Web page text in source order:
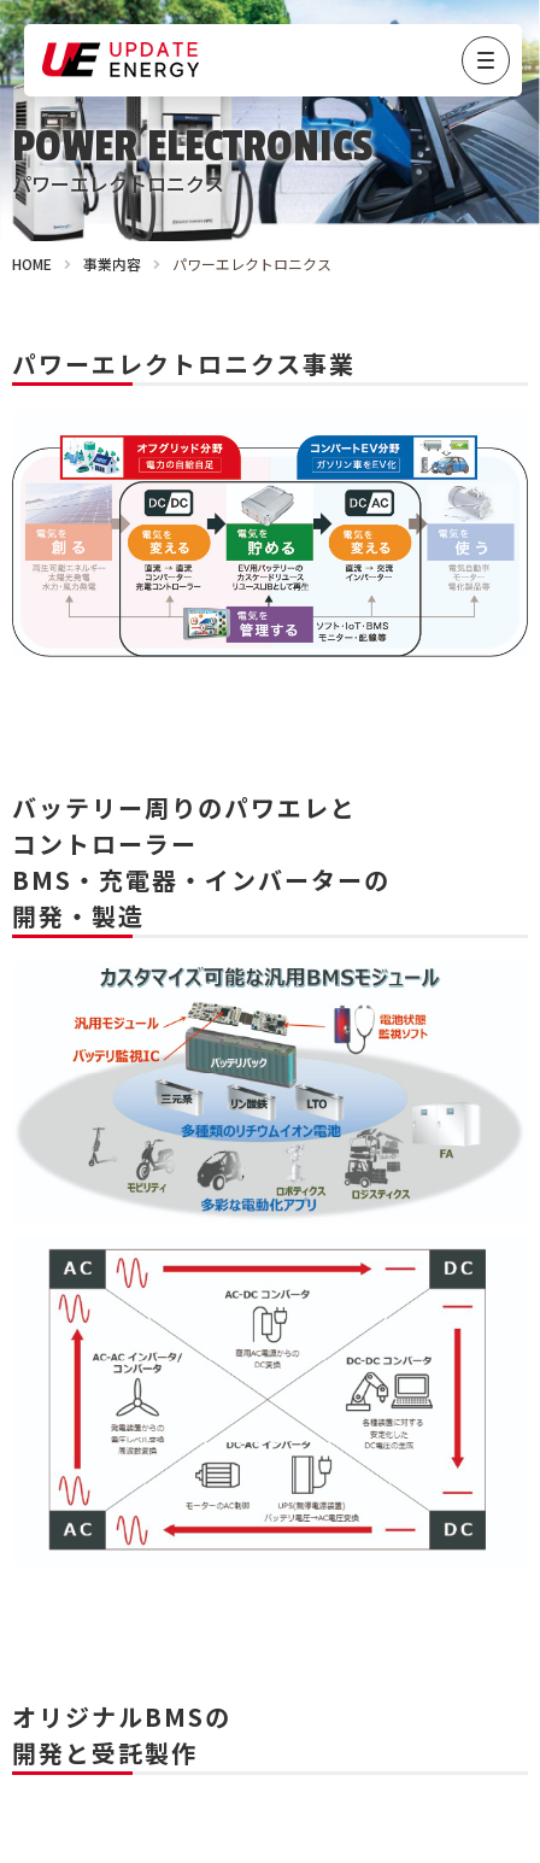
POWER ELECTRONICS
パワーエレクトロニクス
HOME 事業内容 パワーエレクトロニクス
パワーエレクトロニクス事業
バッテリー周りのパワエレと
コントローラー
BMS・充電器・インバーターの
開発・製造
オリジナルBMSの
開発と受託製作